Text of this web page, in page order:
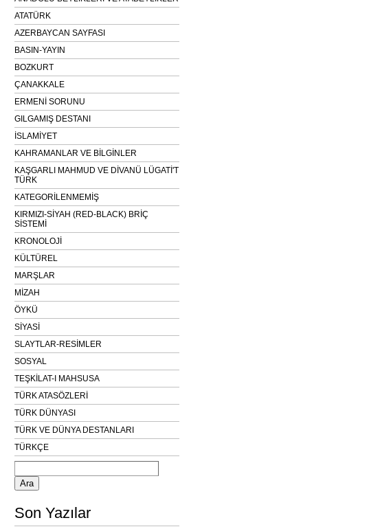
ATATÜRK
AZERBAYCAN SAYFASI
BASIN-YAYIN
BOZKURT
ÇANAKKALE
ERMENİ SORUNU
GILGAMIŞ DESTANI
İSLAMİYET
KAHRAMANLAR VE BİLGİNLER
KAŞGARLI MAHMUD VE DİVANÜ LÜGATİ'T
TÜRK
KATEGORİLENMEMİŞ
KIRMIZI-SİYAH (RED-BLACK) BRİÇ
SİSTEMİ
KRONOLOJİ
KÜLTÜREL
MARŞLAR
MİZAH
ÖYKÜ
SİYASİ
SLAYTLAR-RESİMLER
SOSYAL
TEŞKİLAT-I MAHSUSA
TÜRK ATASÖZLERİ
TÜRK DÜNYASI
TÜRK VE DÜNYA DESTANLARI
TÜRKÇE
Arama:
Son Yazılar